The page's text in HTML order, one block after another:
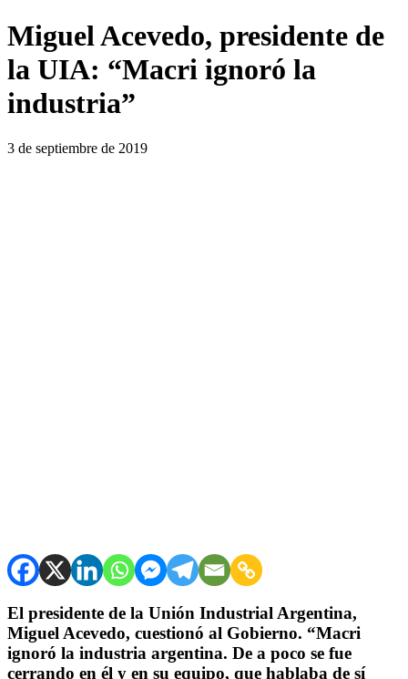
Miguel Acevedo, presidente de
la UIA: “Macri ignoró la
industria”
3 de septiembre de 2019
El presidente de la Unión Industrial Argentina,
Miguel Acevedo, cuestionó al Gobierno. “Macri
ignoró la industria argentina. De a poco se fue
cerrando en él y en su equipo, que hablaba de sí